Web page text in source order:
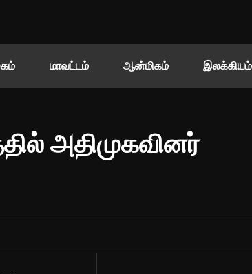
மாவட்டம் ஆன்மிகம் இலக்கியம்
அதிமுகவினர்